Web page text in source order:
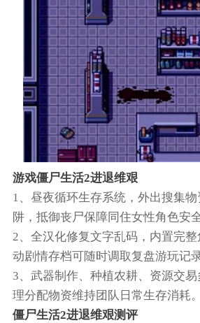
游戏僵尸生活2进退维艰
1、昼夜循环生存系统，外出搜集
阱，抵御丧尸保障同住女性角色安全
2、全汉化修复文字乱码，内置完整
动剧情存档可随时调取复盘游玩记录
3、武器制作、种植农耕、资源交
理分配物资维持团队日常生存消耗。
僵尸生活2进退维艰测评